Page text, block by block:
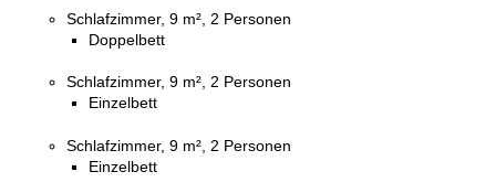
Schlafzimmer, 9 m², 2 Personen
Doppelbett
Schlafzimmer, 9 m², 2 Personen
Einzelbett
Schlafzimmer, 9 m², 2 Personen
Einzelbett